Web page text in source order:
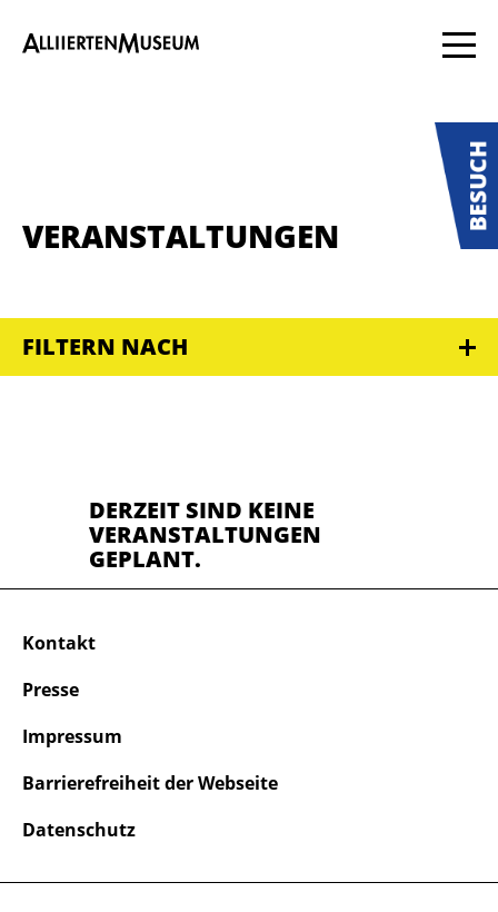
VERANSTALTUNGEN
FILTERN NACH
DERZEIT SIND KEINE
VERANSTALTUNGEN
GEPLANT.
Kontakt
Presse
Impressum
Barrierefreiheit der Webseite
Datenschutz